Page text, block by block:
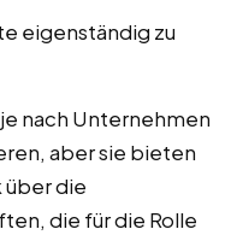
eigenständig zu
nach Unternehmen
aber sie bieten
über die
die für die Rolle